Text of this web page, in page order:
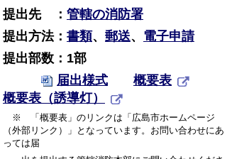
提出先 ： 管轄の消防署
提出方法： 書類、 郵送、 電子申請
提出部数：1部
届出様式
概要表
概要表（誘導灯）
※ 「概要表」のリンクは「広島市ホームページ
（外部リンク）」となっています。お問い合わせにあ
っては届